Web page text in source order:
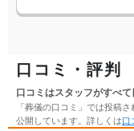
口コミ・評判
口コミはスタッフがすべ
「葬儀の口コミ」では投稿
公開しています。詳しくは口